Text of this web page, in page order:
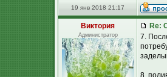
19 янв 2018 21:17
Виктория
Администратор
Re:
7.
8.